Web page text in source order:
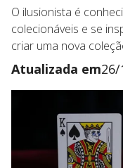
O ilusionista é
colecionáveis e se
criar uma nova
Atualizada em